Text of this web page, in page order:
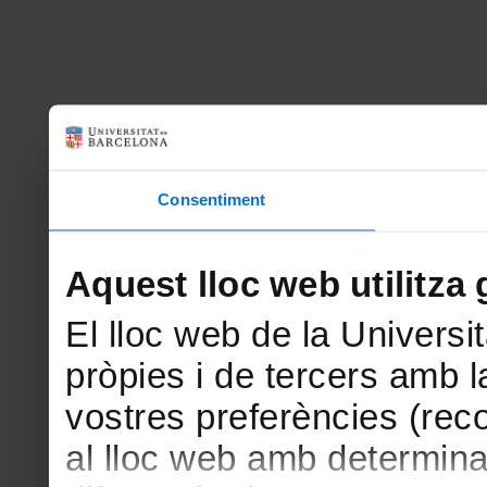
Consentiment
Aquest lloc web utilitza
El lloc web de la
pròpies i de tercers amb
vostres preferències
al lloc web amb